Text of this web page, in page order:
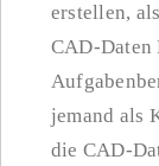
erstellen,
CAD-Daten
jemand als
die CAD-